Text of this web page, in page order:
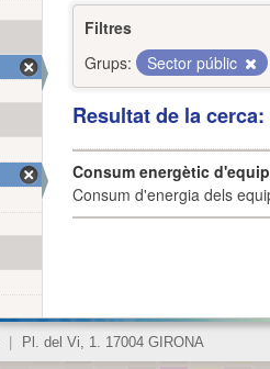
Filtres
Grups:
Sector públic
Resultat de la
Consum energètic
Consum d'energia dels
Pl. del Vi, 1. 17004 GIRONA